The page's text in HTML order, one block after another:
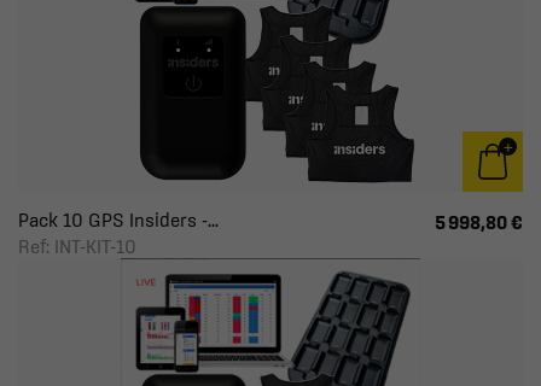
Pack 10 GPS Insiders -...
Ref: INT-KIT-10
5 998,80 €